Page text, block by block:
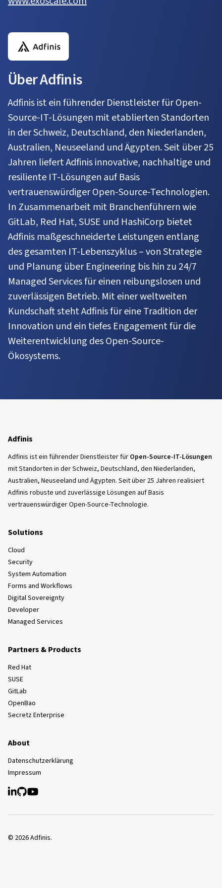
Über Adfinis
Adfinis ist ein führender Dienstleister für Open-
Source-IT-Lösungen mit etablierten Standorten
in der Schweiz, Deutschland, den Niederlanden,
Australien, Neuseeland und Ägypten. Seit über 25
Jahren liefert Adfinis innovative, nachhaltige und
resiliente IT-Lösungen auf Basis
vertrauenswürdiger Open-Source-Technologien.
In Zusammenarbeit mit Branchenführern wie
GitLab, Red Hat, SUSE und HashiCorp bietet
Adfinis maßgeschneiderte Leistungen entlang
des gesamten IT-Lebenszyklus – von Strategie
und Planung über Engineering bis hin zu 24/7
Managed Services für einen reibungslosen und
zuverlässigen Betrieb. Mit einer weltweiten
Kundschaft steht Adfinis für eine Tradition der
Innovation und ein tiefes Engagement für die
Weiterentwicklung des Open-Source-
Ökosystems.
Adfinis
Adfinis ist ein führender Dienstleister für Open-Source-IT-Lösungen
mit Standorten in der Schweiz, Deutschland, den Niederlanden,
Australien, Neuseeland und Ägypten. Seit über 25 Jahren realisiert
Adfinis robuste und zuverlässige Lösungen auf Basis
vertrauenswürdiger Open-Source-Technologie.
Solutions
Cloud
Security
System Automation
Forms and Workflows
Digital Sovereignty
Developer
Managed Services
Partners & Products
Red Hat
SUSE
GitLab
OpenBao
Secretz Enterprise
About
Datenschutzerklärung
Impressum
© 2026Adfinis.